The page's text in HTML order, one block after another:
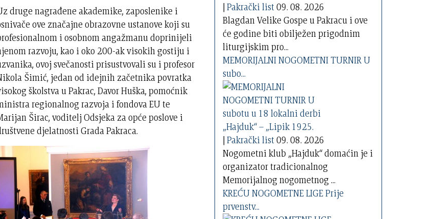
druge nagrađene akademike, zaposlenike i
ove značajne obrazovne ustanove koji su
i osobnom angažmanu doprinijeli
razvoju, kao i oko 200-ak visokih gostiju i
ovoj svečanosti prisustvovali su i profesor
Šimić, jedan od idejnih začetnika povratka
školstva u Pakrac, Davor Huška, pomoćnik
regionalnog razvoja i fondova EU te
Širac, voditelj Odsjeka za opće poslove i
djelatnosti Grada Pakraca.
|Pakrački list09. 08. 2026
Blagdan Velike Gospe u Pakracu i ove
će godine biti obilježen prigodnim
liturgijskim pro...
MEMORIJALNI NOGOMETNI TURNIR U
subo...
|Pakrački list09. 08. 2026
Nogometni klub „Hajduk“ domaćin je i
organizator tradicionalnog
Memorijalnog nogometnog ...
KREĆU NOGOMETNE LIGE Prije
prvenstv...